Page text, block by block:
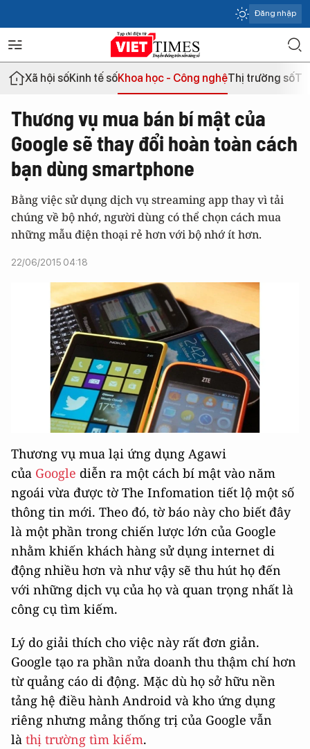
Đăng nhập
Xã hội sốKinh tế sốKhoa học - Công nghệThị trường số
Thương vụ mua bán bí mật của
Google sẽ thay đổi hoàn toàn cách
bạn dùng smartphone
Bằng việc sử dụng dịch vụ streaming app thay vì tải
chúng về bộ nhớ, người dùng có thể chọn cách mua
những mẫu điện thoại rẻ hơn với bộ nhớ ít hơn.
22/06/2015 04:18
Thương vụ mua lại ứng dụng Agawi
của Google diễn ra một cách bí mật vào năm
ngoái vừa được tờ The Infomation tiết lộ một số
thông tin mới. Theo đó, tờ báo này cho biết đây
là một phần trong chiến lược lớn của Google
nhằm khiến khách hàng sử dụng internet di
động nhiều hơn và như vậy sẽ thu hút họ đến
với những dịch vụ của họ và quan trọng nhất là
công cụ tìm kiếm.
Lý do giải thích cho việc này rất đơn giản.
Google tạo ra phần nửa doanh thu thậm chí hơn
từ quảng cáo di động. Mặc dù họ sở hữu nền
tảng hệ điều hành Android và kho ứng dụng
riêng nhưng mảng thống trị của Google vẫn
là thị trường tìm kiếm.